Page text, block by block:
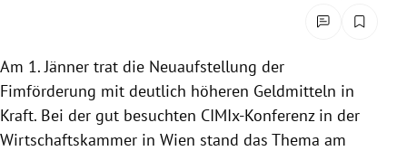
Untermenü
Untermenü
Am 1. Jänner trat die Neuaufstellung der
Fimförderung mit deutlich höheren Geldmitteln in
Kraft. Bei der gut besuchten CIMIx-Konferenz in der
Wirtschaftskammer in Wien stand das Thema am